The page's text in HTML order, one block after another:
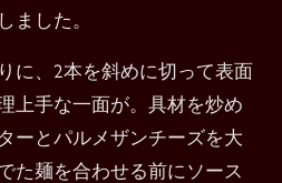
ました。
に、2本を斜めに切って表面
上手な一面が。具材を炒め
ーとパルメザンチーズを大
た麺を合わせる前にソース